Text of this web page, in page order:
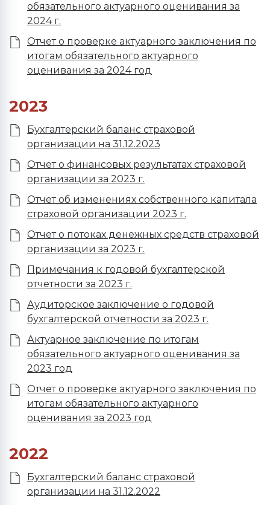
обязательного актуарного оценивания за
2024 г.
Отчет о проверке актуарного заключения по
итогам обязательного актуарного
оценивания за 2024 год
2023
Бухгалтерский баланс страховой
организации на 31.12.2023
Отчет о финансовых результатах страховой
организации за 2023 г.
Отчет об изменениях собственного капитала
страховой организации 2023 г.
Отчет о потоках денежных средств страховой
организации за 2023 г.
Примечания к годовой бухгалтерской
отчетности за 2023 г.
Аудиторское заключение о годовой
бухгалтерской отчетности за 2023 г.
Актуарное заключение по итогам
обязательного актуарного оценивания за
2023 год
Отчет о проверке актуарного заключения по
итогам обязательного актуарного
оценивания за 2023 год
2022
Бухгалтерский баланс страховой
организации на 31.12.2022